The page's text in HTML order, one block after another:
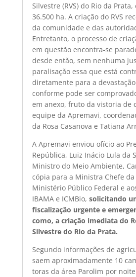
Silvestre (RVS) do Rio da
36.500 ha. A criação do RVS
da comunidade e das
Entretanto, o processo de
em questão encontra-se
desde então, sem nenhuma
paralisação essa que está
diretamente para a
conforme pode ser
em anexo, fruto da vistoria de
equipe da Apremavi,
da Rosa Casanova e Tatiana
A Apremavi enviou ofício ao
República, Luiz Inácio Lula da
Ministro do Meio Ambiente,
cópia para a Ministra Chefe da
Ministério Público Federal e
IBAMA e ICMBio, solicitando
fiscalização urgente e
como, a criação imediata do
Silvestre do Rio da Prata.
Segundo informações de
saem aproximadamente 10
toras da área Parolim por